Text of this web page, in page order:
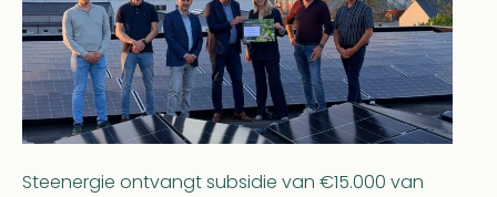
Steenergie ontvangt subsidie van €15.000 van